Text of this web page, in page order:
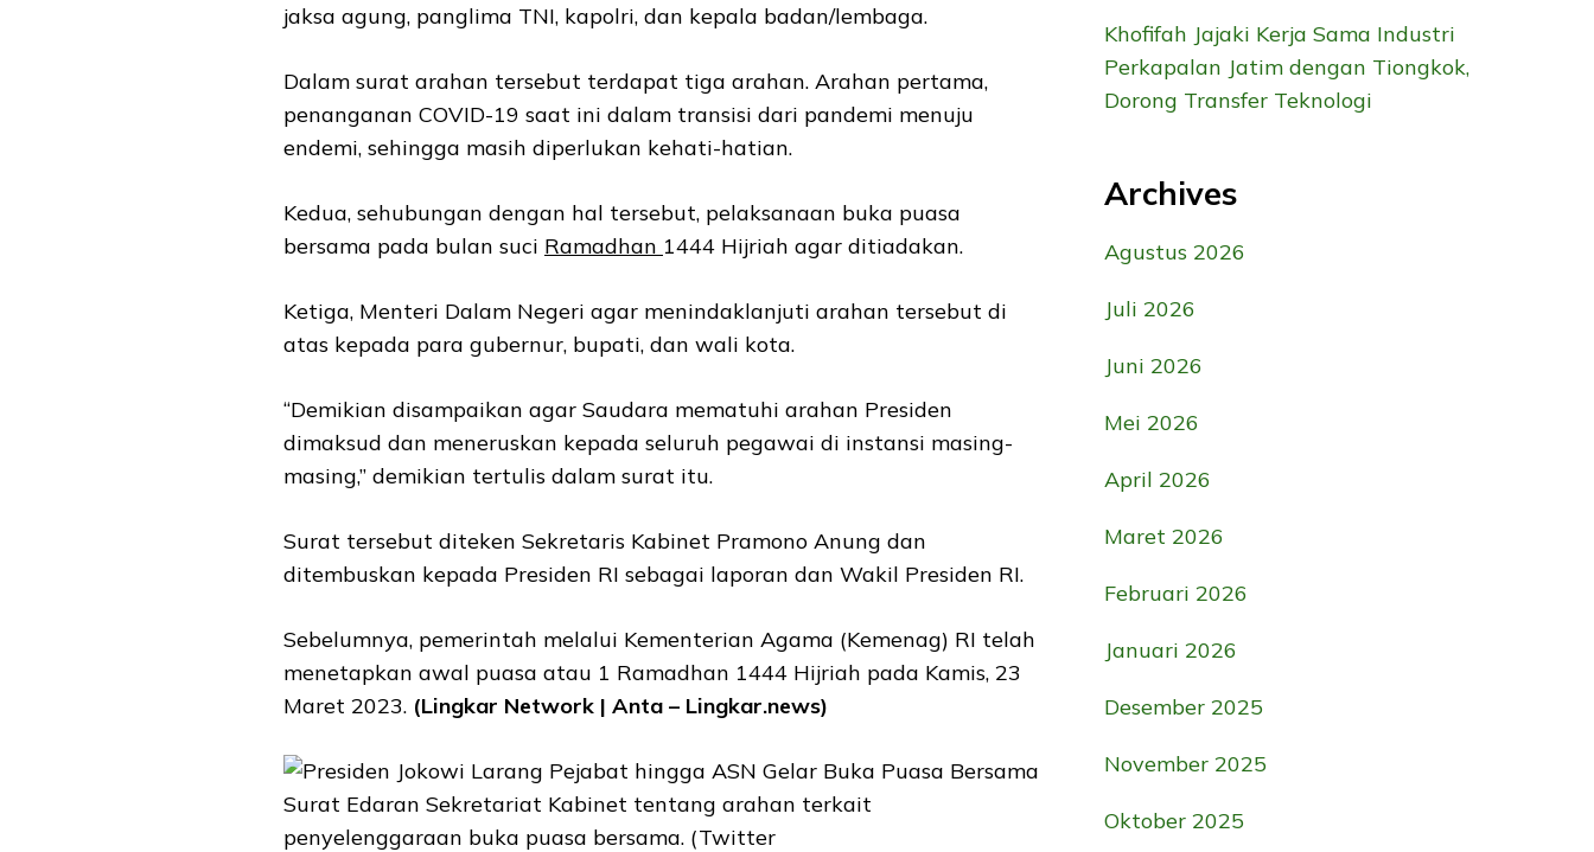
jaksa agung, panglima TNI, kapolri, dan kepala badan/lembaga.
Dalam surat arahan tersebut terdapat tiga arahan. Arahan pertama,
penanganan COVID-19 saat ini dalam transisi dari pandemi menuju
endemi, sehingga masih diperlukan kehati-hatian.
Kedua, sehubungan dengan hal tersebut, pelaksanaan buka puasa
bersama pada bulan suci Ramadhan 1444 Hijriah agar ditiadakan.
Ketiga, Menteri Dalam Negeri agar menindaklanjuti arahan tersebut di
atas kepada para gubernur, bupati, dan wali kota.
“Demikian disampaikan agar Saudara mematuhi arahan Presiden
dimaksud dan meneruskan kepada seluruh pegawai di instansi masing-
masing,” demikian tertulis dalam surat itu.
Surat tersebut diteken Sekretaris Kabinet Pramono Anung dan
ditembuskan kepada Presiden RI sebagai laporan dan Wakil Presiden RI.
Sebelumnya, pemerintah melalui Kementerian Agama (Kemenag) RI telah
menetapkan awal puasa atau 1 Ramadhan 1444 Hijriah pada Kamis, 23
Maret 2023. (Lingkar Network | Anta – Lingkar.news)
Surat Edaran Sekretariat Kabinet tentang arahan terkait
penyelenggaraan buka puasa bersama. (Twitter
Khofifah Jajaki Kerja Sama Industri
Perkapalan Jatim dengan Tiongkok,
Dorong Transfer Teknologi
Archives
Agustus 2026
Juli 2026
Juni 2026
Mei 2026
April 2026
Maret 2026
Februari 2026
Januari 2026
Desember 2025
November 2025
Oktober 2025